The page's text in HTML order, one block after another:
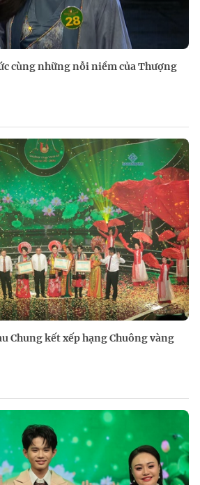
cùng những nỗi niềm của Thượng
Chung kết xếp hạng Chuông vàng